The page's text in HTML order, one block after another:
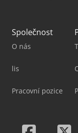
Společnost
O nás
lis
Pracovní pozice